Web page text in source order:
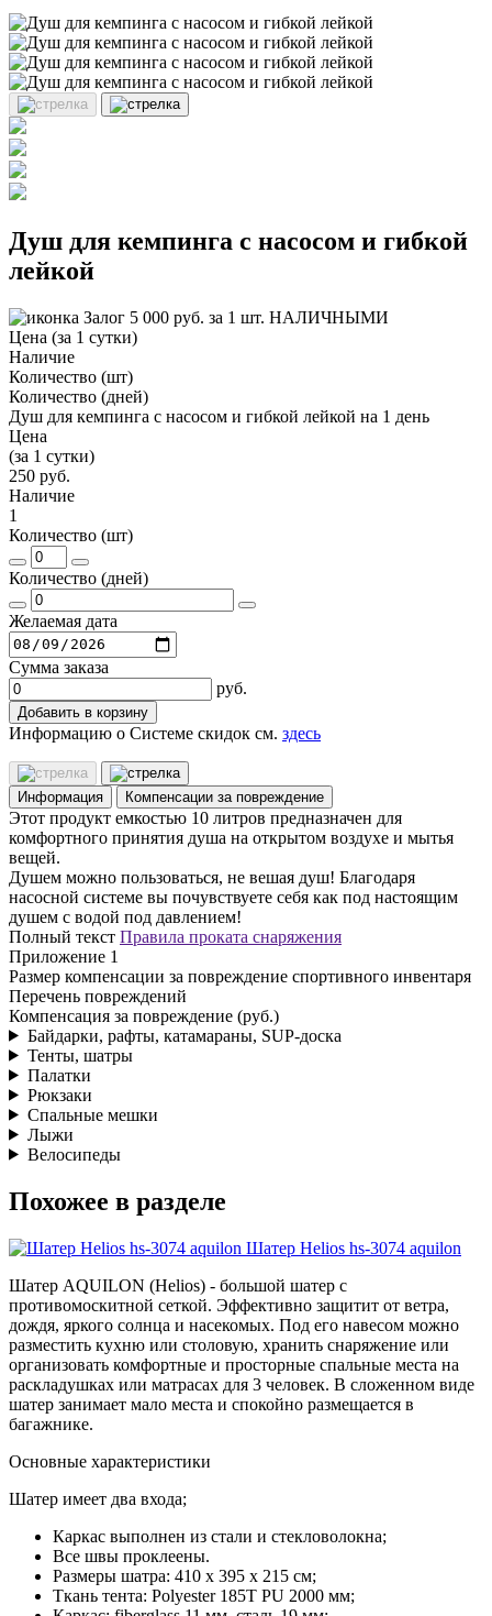
Душ для кемпинга с насосом и гибкой
лейкой
Залог 5 000 руб. за 1 шт. НАЛИЧНЫМИ
Цена (за 1 сутки)
Наличие
Количество (шт)
Количество (дней)
Душ для кемпинга с насосом и гибкой лейкой на 1 день
Цена
(за 1 сутки)
250 руб.
Наличие
1
Количество (шт)
Количество (дней)
Желаемая дата
Сумма заказа
руб.
Добавить в корзину
Информацию о Системе скидок см. здесь
Информация Компенсации за повреждение
Этот продукт емкостью 10 литров предназначен для
комфортного принятия душа на открытом воздухе и мытья
вещей.
Душем можно пользоваться, не вешая душ! Благодаря
насосной системе вы почувствуете себя как под настоящим
душем с водой под давлением!
Полный текст Правила проката снаряжения
Приложение 1
Размер компенсации за повреждение спортивного инвентаря
Перечень повреждений
Компенсация за повреждение (руб.)
Байдарки, рафты, катамараны, SUP-доска
Тенты, шатры
Палатки
Рюкзаки
Спальные мешки
Лыжи
Велосипеды
Похожее в разделе
Шатер Helios hs-3074 aquilon
Шатер AQUILON (Helios) - большой шатер с
противомоскитной сеткой. Эффективно защитит от ветра,
дождя, яркого солнца и насекомых. Под его навесом можно
разместить кухню или столовую, хранить снаряжение или
организовать комфортные и просторные спальные места на
раскладушках или матрасах для 3 человек. В сложенном виде
шатер занимает мало места и спокойно размещается в
багажнике.
Основные характеристики
Шатер имеет два входа;
Каркас выполнен из стали и стекловолокна;
Все швы проклеены.
Размеры шатра: 410 х 395 х 215 см;
Ткань тента: Polyester 185Т PU 2000 мм;